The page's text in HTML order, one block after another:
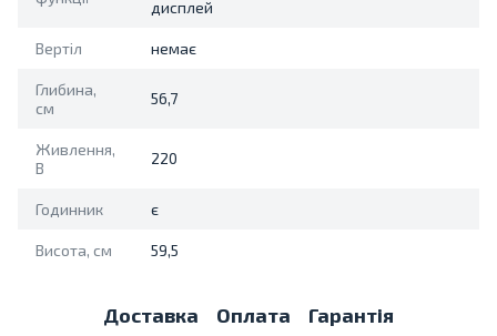
дисплей
Вертіл немає
Глибина,
см
56,7
Живлення,
В
220
Годинник є
Висота, см 59,5
Доставка Оплата Гарантія